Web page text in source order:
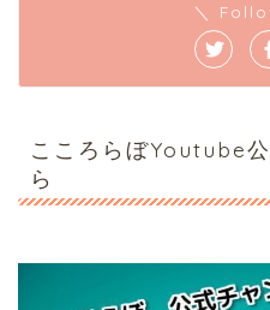
＼
こころらぼYoutube
ら